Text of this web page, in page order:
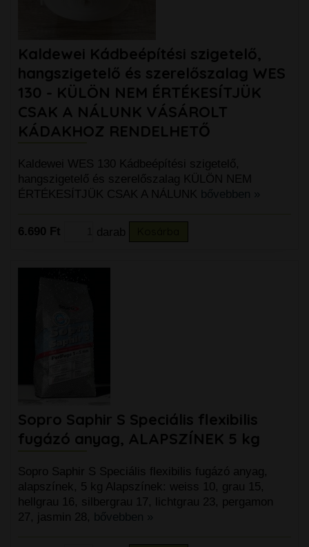
Kaldewei Kádbeépítési szigetelő,
hangszigetelő és szerelőszalag WES
130 - KÜLÖN NEM ÉRTÉKESÍTJÜK
CSAK A NÁLUNK VÁSÁROLT
KÁDAKHOZ RENDELHETŐ
Kaldewei WES 130 Kádbeépítési szigetelő,
hangszigetelő és szerelőszalag KÜLÖN NEM
ÉRTÉKESÍTJÜK CSAK A NÁLUNK bővebben »
6.690 Ft darab
Sopro Saphir S Speciális flexibilis
fugázó anyag, ALAPSZÍNEK 5 kg
Sopro Saphir S Speciális flexibilis fugázó anyag,
alapszínek, 5 kg Alapszínek: weiss 10, grau 15,
hellgrau 16, silbergrau 17, lichtgrau 23, pergamon
27, jasmin 28, bővebben »